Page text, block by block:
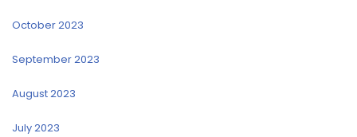
October 2023
September 2023
August 2023
July 2023